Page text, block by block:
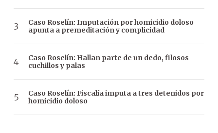
Caso Roselín: Imputación por homicidio doloso
apunta a premeditación y complicidad
Caso Roselín: Hallan parte de un dedo, filosos
cuchillos y palas
Caso Roselín: Fiscalía imputa a tres detenidos por
homicidio doloso